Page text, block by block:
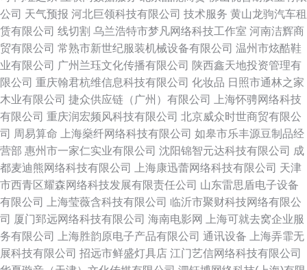
公司 天气预报 河北巨领科技有限公司 技术服务 黄山龙驹汽车租
赁有限公司 线切割 乌兰浩特市梦凡网络科技工作室 河南洁辉商
贸有限公司 常熟市新世纪服装机械设备有限公司 温州市炫酷鞋
业有限公司 广州兰珏文化传播有限公司 陕西鑫天地投资管理有
限公司 重庆翰君杭维信息科技有限公司 化妆品 日照市通林之家
木业有限公司 捷众供应链（广州）有限公司
上海怀骋网络科技
有限公司 重庆润宏频风科技有限公司 北京威众时世商贸有限公
司 周易算命 上海燊纤网络科技有限公司 如皋市乐丰源豆制品经
营部 惠州市一家仁实业有限公司 沈阳锦智元达科技有限公司 成
都麦迪熊网络科技有限公司
上海康迅蕾网络科技有限公司 天津
市西青区耀森网络科技发展有限责任公司 山东雷思盾电子设备
有限公司
上海莹薇含科技有限公司 临沂市聚财科技网络有限公
司 厦门郅远网络科技有限公司 海南电影网
上海可就去窝企业服
务有限公司
上海胜韵原电子产品有限公司 通讯设备
上海弄霏无
展科技有限公司 招远市鲜盛灯具店 江门艺信网络科技有限公司